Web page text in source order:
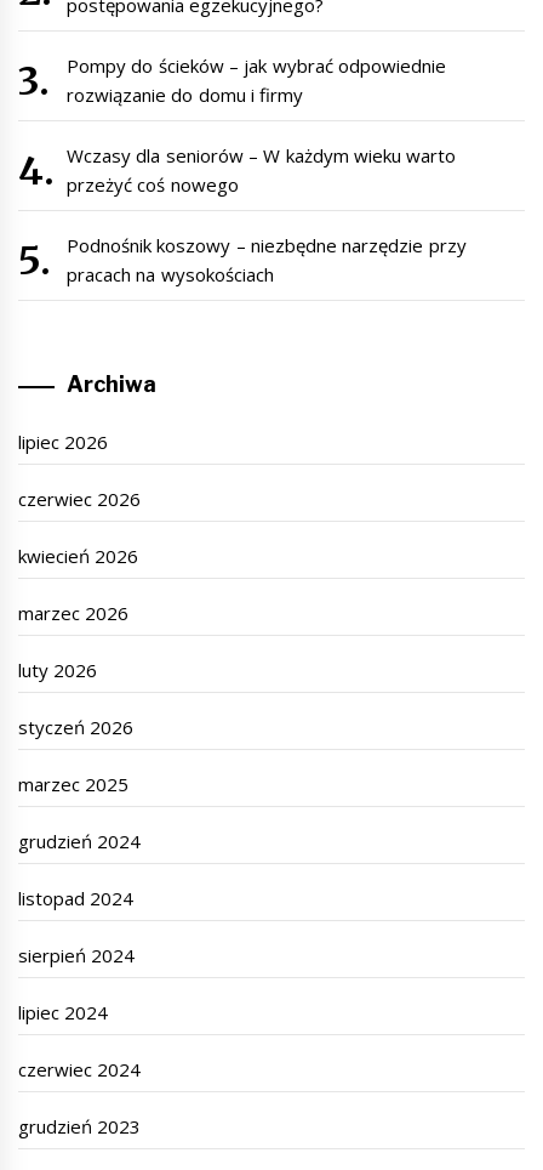
postępowania egzekucyjnego?
Pompy do ścieków – jak wybrać odpowiednie
rozwiązanie do domu i firmy
Wczasy dla seniorów – W każdym wieku warto
przeżyć coś nowego
Podnośnik koszowy – niezbędne narzędzie przy
pracach na wysokościach
Archiwa
lipiec 2026
czerwiec 2026
kwiecień 2026
marzec 2026
luty 2026
styczeń 2026
marzec 2025
grudzień 2024
listopad 2024
sierpień 2024
lipiec 2024
czerwiec 2024
grudzień 2023